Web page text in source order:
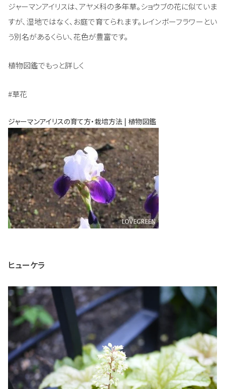
ジャーマンアイリスは、アヤメ科の多年草。ショウブの花に似ていま
すが、湿地ではなく、お庭で育てられます。レインボーフラワーとい
う別名があるくらい、花色が豊富です。
植物図鑑でもっと詳しく
#草花
ジャーマンアイリスの育て方・栽培方法 | 植物図鑑
ヒューケラ